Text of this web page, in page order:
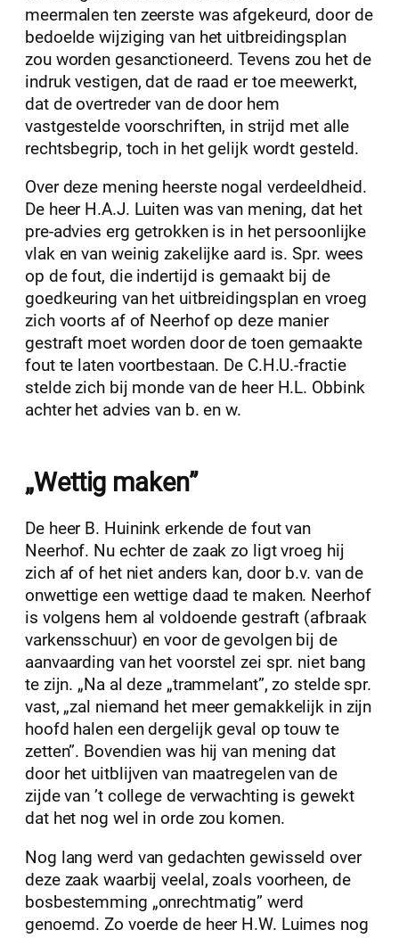
meermalen ten zeerste was afgekeurd, door de
bedoelde wijziging van het uitbreidingsplan
zou worden gesanctioneerd. Tevens zou het de
indruk vestigen, dat de raad er toe meewerkt,
dat de overtreder van de door hem
vastgestelde voorschriften, in strijd met alle
rechtsbegrip, toch in het gelijk wordt gesteld.
Over deze mening heerste nogal verdeeldheid.
De heer H.A.J. Luiten was van mening, dat het
pre-advies erg getrokken is in het persoonlijke
vlak en van weinig zakelijke aard is. Spr. wees
op de fout, die indertijd is gemaakt bij de
goedkeuring van het uitbreidingsplan en vroeg
zich voorts af of Neerhof op deze manier
gestraft moet worden door de toen gemaakte
fout te laten voortbestaan. De C.H.U.-fractie
stelde zich bij monde van de heer H.L. Obbink
achter het advies van b. en w.
„Wettig maken”
De heer B. Huinink erkende de fout van
Neerhof. Nu echter de zaak zo ligt vroeg hij
zich af of het niet anders kan, door b.v. van de
onwettige een wettige daad te maken. Neerhof
is volgens hem al voldoende gestraft (afbraak
varkensschuur) en voor de gevolgen bij de
aanvaarding van het voorstel zei spr. niet bang
te zijn. „Na al deze „trammelant”, zo stelde spr.
vast, „zal niemand het meer gemakkelijk in zijn
hoofd halen een dergelijk geval op touw te
zetten”. Bovendien was hij van mening dat
door het uitblijven van maatregelen van de
zijde van ’t college de verwachting is gewekt
dat het nog wel in orde zou komen.
Nog lang werd van gedachten gewisseld over
deze zaak waarbij veelal, zoals voorheen, de
bosbestemming „onrechtmatig” werd
genoemd. Zo voerde de heer H.W. Luimes nog